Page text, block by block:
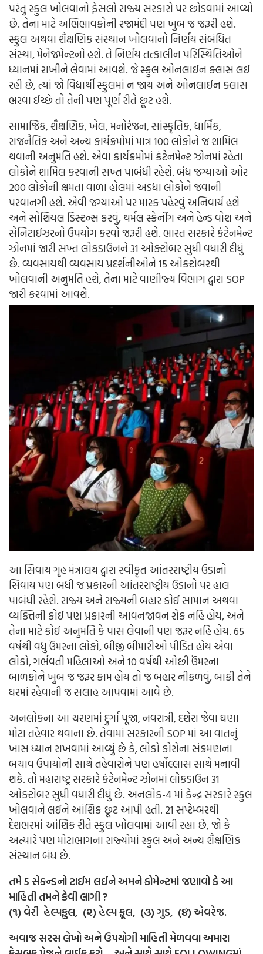
પરંતુ સ્કુલ ખોલવાનો ફેસલો રાજ્ય સરકારો પર છોડવામાં આવ્યો
છે. તેના માટે અભિભાવકોની રજામંદી પણ ખુબ જ જરૂરી હશે.
સ્કુલ અથવા શૈક્ષણિક સંસ્થાન ખોલવાનો નિર્ણય સંબંધિત
સંસ્થા, મેનેજમેન્ટનો હશે. તે નિર્ણય તત્કાલીન પરિસ્થિતિઓને
ધ્યાનમાં રાખીને લેવામાં આવશે. જે સ્કુલ ઓનલાઈન ક્લાસ લઈ
રહી છે, ત્યાં જો વિદ્યાર્થી સ્કુલમાં ન જાય અને ઓનલાઈન ક્લાસ
ભરવા ઈચ્છે તો તેની પણ પૂર્ણ રીતે છૂટ હશે.
સામાજિક, શૈક્ષણિક, ખેલ, મનોરંજન, સાંસ્કૃતિક, ધાર્મિક,
રાજનૈતિક અને અન્ય કાર્યક્રમોમાં માત્ર 100 લોકોને જ શામિલ
થવાની અનુમતિ હશે. એવા કાર્યક્રમોમાં કંટેનમેન્ટ ઝોનમાં રહેતા
લોકોને શામિલ કરવાની સખ્ત પાબંધી રહેશે. બંધ જગ્યાઓ ઓર
200 લોકોની ક્ષમતા વાળા હોલમાં અડધા લોકોને જવાની
પરવાનગી હશે. એવી જગ્યાઓ પર માસ્ક પહેરવું અનિવાર્ય હશે
અને સોશિયલ ડિસ્ટન્સ કરવું, થર્મલ સ્કેનીંગ અને હેન્ડ વોશ અને
સેનિટાઈઝરનો ઉપયોગ કરવો જરૂરી હશે. ભારત સરકારે કંટેનમેન્ટ
ઝોનમાં જારી સખ્ત લોકડાઉનને 31 ઓક્ટોબર સુધી વધારી દીધું
છે. વ્યવસાયથી વ્યવસાય પ્રદર્શનીઓને 15 ઓક્ટોબરથી
ખોલવાની અનુમતિ હશે, તેના માટે વાણીજ્ય વિભાગ દ્વારા SOP
જારી કરવામાં આવશે.
આ સિવાય ગૃહ મંત્રાલય દ્વારા સ્વીકૃત આંતરરાષ્ટ્રીય ઉડાનો
સિવાય પણ બધી જ પ્રકારની આંતરરાષ્ટ્રીય ઉડાનો પર હાલ
પાબંધી રહેશે. રાજ્ય અને રાજ્યની બહાર કોઈ સામાન અથવા
વ્યક્તિની કોઈ પણ પ્રકારની આવનજાવન રોક નહિ હોય, અને
તેના માટે કોઈ અનુમતિ કે પાસ લેવાની પણ જરૂર નહિ હોય. 65
વર્ષથી વધુ ઉંમરના લોકો, બીજી બીમારીઓ પીડિત હોય એવા
લોકો, ગર્ભવતી મહિલાઓ અને 10 વર્ષથી ઓછી ઉંમરના
બાળકોને ખુબ જ જરૂર કામ હોય તો જ બહાર નીકળવું, બાકી તેને
ઘરમાં રહેવાની જ સલાહ આપવામાં આવે છે.
અનલોકના આ ચરણમાં દુર્ગા પૂજા, નવરાત્રી, દશેરા જેવા ઘણા
મોટા તહેવાર થવાના છે. તેવામાં સરકારની SOP માં આ વાતનું
ખાસ ધ્યાન રાખવામાં આવ્યું છે કે, લોકો કોરોના સંક્રમણના
બચાવ ઉપાયોની સાથે તહેવારોને પણ હર્ષોલ્લાસ સાથે મનાવી
શકે. તો મહારાષ્ટ્ર સરકારે કંટેનમેન્ટ ઝોનમાં લોકડાઉન 31
ઓક્ટોબર સુધી વધારી દીધું છે. અનલોક-4 માં કેન્દ્ર સરકારે સ્કુલ
ખોલવાને લઈને આંશિક છૂટ આપી હતી. 21 સપ્ટેમ્બરથી
દેશભરમાં આંશિક રીતે સ્કુલ ખોલવામાં આવી રહ્યા છે, જો કે
અત્યારે પણ મોટાભાગના રાજ્યોમાં સ્કુલ અને અન્ય શૈક્ષણિક
સંસ્થાન બંધ છે.
તમે 5 સેકન્ડનો ટાઈમ લઈને અમને કોમેન્ટમાં જણાવો કે આ
માહિતી તમને કેવી લાગી ?
(૧) વેરી હેલ્પફુલ, (૨) હેલ્પ ફૂલ, (૩) ગુડ, (૪) એવરેજ.
અવાજ સરસ લેખો અને ઉપયોગી માહિતી મેળવવા અમારા